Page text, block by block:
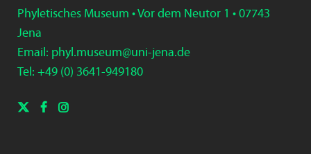
Phyletisches Museum • Vor dem Neutor 1 • 07743
Jena
Email: phyl.museum@uni-jena.de
Tel: +49 (0) 3641-949180